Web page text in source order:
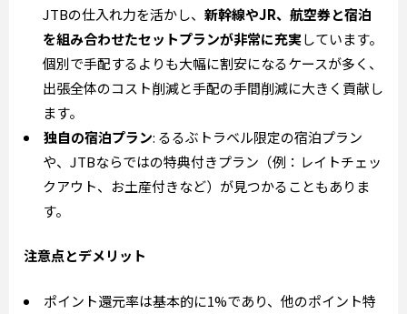
JTBの仕入れ力を活かし、 新幹線やJR、航空券と宿泊
を組み合わせたセットプランが非常に充実しています。
個別で手配するよりも大幅に割安になるケースが多く、
出張全体のコスト削減と手配の手間削減に大きく貢献し
ます。
独自の宿泊プラン: るるぶトラベル限定の宿泊プラン
や、JTBならではの特典付きプラン（例：レイトチェッ
クアウト、お土産付きなど）が見つかることもありま
す。
注意点とデメリット
ポイント還元率は基本的に1%であり、他のポイント特